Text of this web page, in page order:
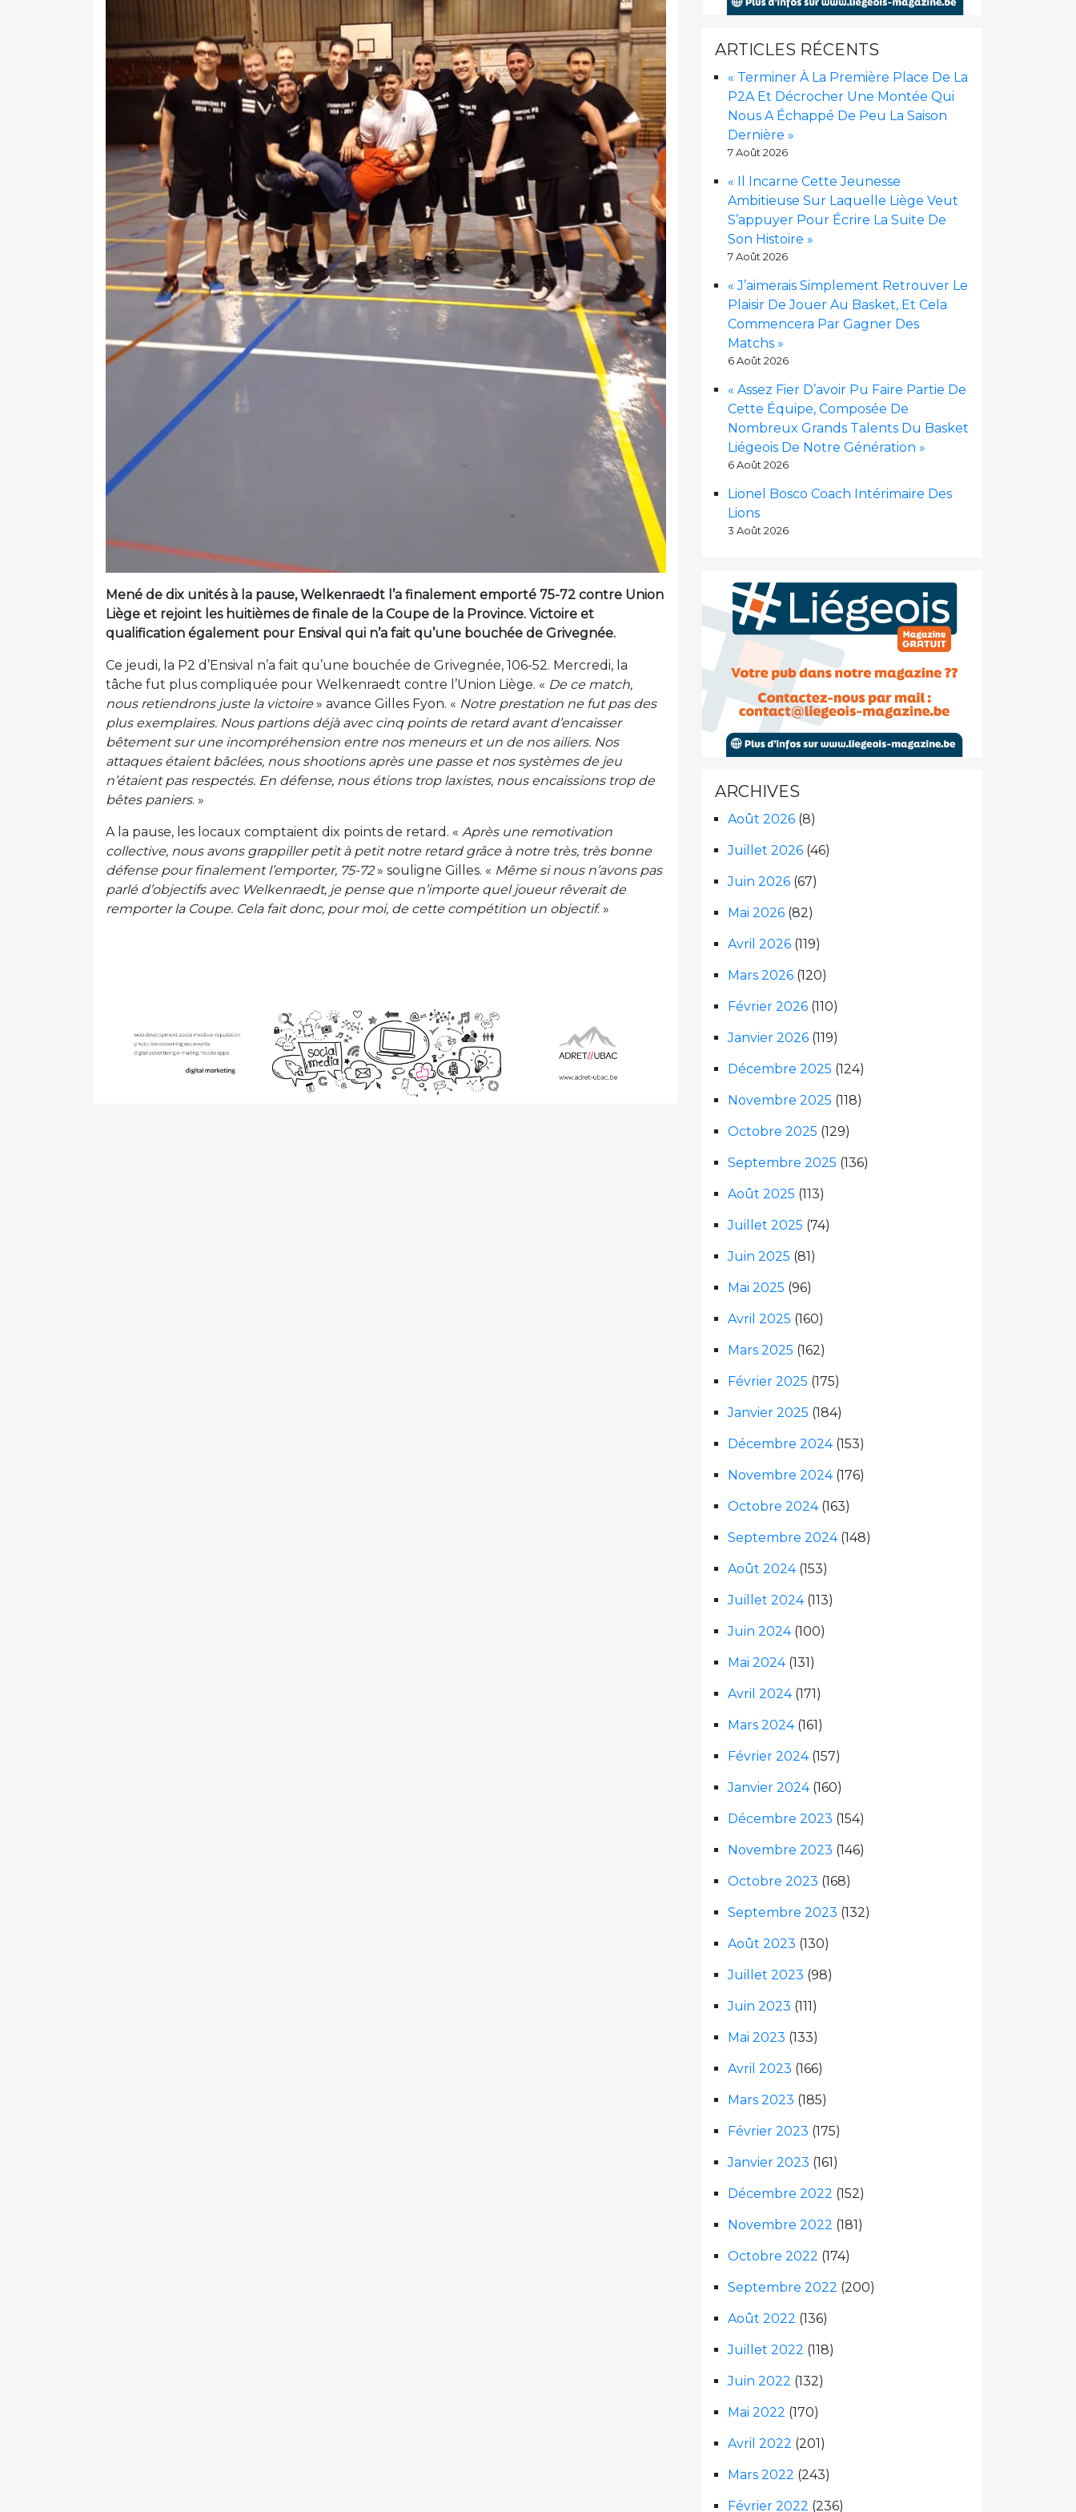
Mené de dix unités à la pause, Welkenraedt l’a finalement emporté 75-72 contre Union
Liège et rejoint les huitièmes de finale de la Coupe de la Province. Victoire et
qualification également pour Ensival qui n’a fait qu’une bouchée de Grivegnée.
Ce jeudi, la P2 d’Ensival n’a fait qu’une bouchée de Grivegnée, 106-52. Mercredi, la
tâche fut plus compliquée pour Welkenraedt contre l’Union Liège. « De ce match,
nous retiendrons juste la victoire» avance Gilles Fyon. « Notre prestation ne fut pas des
plus exemplaires. Nous partions déjà avec cinq points de retard avant d’encaisser
bêtement sur une incompréhension entre nos meneurs et un de nos ailiers. Nos
attaques étaient bâclées, nous shootions après une passe et nos systèmes de jeu
n’étaient pas respectés. En défense, nous étions trop laxistes, nous encaissions trop de
bêtes paniers. »
A la pause, les locaux comptaient dix points de retard. « Après une remotivation
collective, nous avons grappiller petit à petit notre retard grâce à notre très, très bonne
défense pour finalement l’emporter, 75-72» souligne Gilles. « Même si nous n’avons pas
parlé d’objectifs avec Welkenraedt, je pense que n’importe quel joueur rêverait de
remporter la Coupe. Cela fait donc, pour moi, de cette compétition un objectif. »
ARTICLES RÉCENTS
« Terminer À La Première Place De La
P2A Et Décrocher Une Montée Qui
Nous A Échappé De Peu La Saison
Dernière »
7 Août 2026
« Il Incarne Cette Jeunesse
Ambitieuse Sur Laquelle Liège Veut
S’appuyer Pour Écrire La Suite De
Son Histoire »
7 Août 2026
« J’aimerais Simplement Retrouver Le
Plaisir De Jouer Au Basket, Et Cela
Commencera Par Gagner Des
Matchs »
6 Août 2026
« Assez Fier D’avoir Pu Faire Partie De
Cette Équipe, Composée De
Nombreux Grands Talents Du Basket
Liégeois De Notre Génération »
6 Août 2026
Lionel Bosco Coach Intérimaire Des
Lions
3 Août 2026
ARCHIVES
Août 2026 (8)
Juillet 2026 (46)
Juin 2026 (67)
Mai 2026 (82)
Avril 2026 (119)
Mars 2026 (120)
Février 2026 (110)
Janvier 2026 (119)
Décembre 2025 (124)
Novembre 2025 (118)
Octobre 2025 (129)
Septembre 2025 (136)
Août 2025 (113)
Juillet 2025 (74)
Juin 2025 (81)
Mai 2025 (96)
Avril 2025 (160)
Mars 2025 (162)
Février 2025 (175)
Janvier 2025 (184)
Décembre 2024(153)
Novembre 2024(176)
Octobre 2024(163)
Septembre 2024(148)
Août 2024(153)
Juillet 2024(113)
Juin 2024(100)
Mai 2024(131)
Avril 2024(171)
Mars 2024(161)
Février 2024(157)
Janvier 2024(160)
Décembre 2023 (154)
Novembre 2023 (146)
Octobre 2023 (168)
Septembre 2023 (132)
Août 2023 (130)
Juillet 2023 (98)
Juin 2023 (111)
Mai 2023 (133)
Avril 2023 (166)
Mars 2023 (185)
Février 2023 (175)
Janvier 2023 (161)
Décembre 2022 (152)
Novembre 2022 (181)
Octobre 2022 (174)
Septembre 2022 (200)
Août 2022 (136)
Juillet 2022 (118)
Juin 2022 (132)
Mai 2022 (170)
Avril 2022 (201)
Mars 2022 (243)
Février 2022 (236)